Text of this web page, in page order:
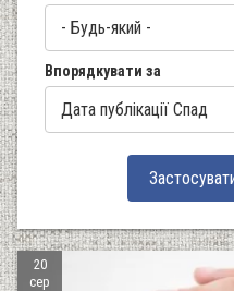
Впорядкувати за
20
сер